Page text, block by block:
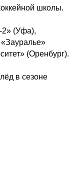
школы.
2» (Уфа),
(Оренбург).
в сезоне